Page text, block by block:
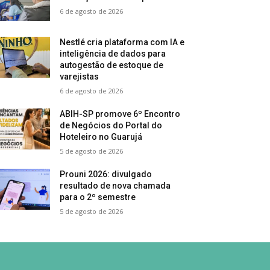
6 de agosto de 2026
Nestlé cria plataforma com IA e
inteligência de dados para
autogestão de estoque de
varejistas
6 de agosto de 2026
ABIH-SP promove 6º Encontro
de Negócios do Portal do
Hoteleiro no Guarujá
5 de agosto de 2026
Prouni 2026: divulgado
resultado de nova chamada
para o 2º semestre
5 de agosto de 2026